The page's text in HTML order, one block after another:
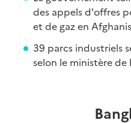
des appels d'offres
et de gaz en
39 parcs industriels
selon le ministère